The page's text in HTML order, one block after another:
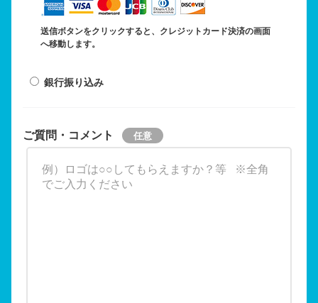
送信ボタンをクリックすると、クレジットカード決済の画面
へ移動します。
銀行振り込み
ご質問・コメント